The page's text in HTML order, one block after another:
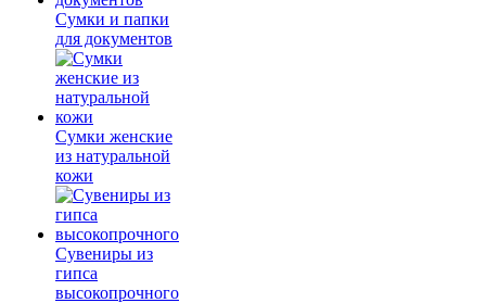
Сумки и папки
для документов
Сумки женские
из натуральной
кожи
Сувениры из
гипса
высокопрочного